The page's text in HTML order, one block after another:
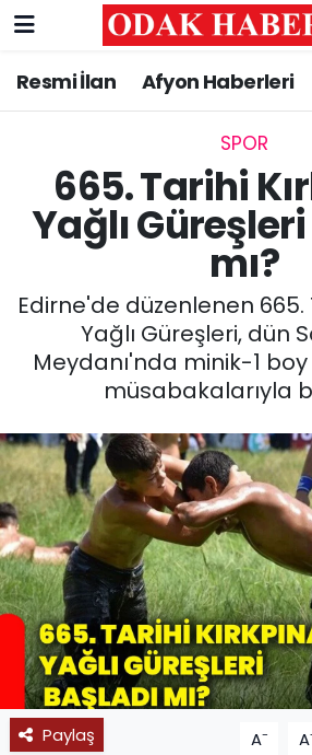
Resmi İlan Afyon Haberleri
SPOR
665. Tarihi
Yağlı
mı?
Edirne'de düzenlenen 665.
Yağlı Güreşleri, dün
Meydanı'nda minik-1
müsabakalarıyla
Paylaş A- A
AFYONKARAHİSAR
ASAYİŞ
GÜNCEL
SİYASET
EĞİTİM
SAĞLIK
SPOR
11:11 MANŞET
Nöbetçi Eczaneler
Trafik Durumu
Süper Lig Puan Durumu
Tüm Manşetler
Son Dakika Haberleri